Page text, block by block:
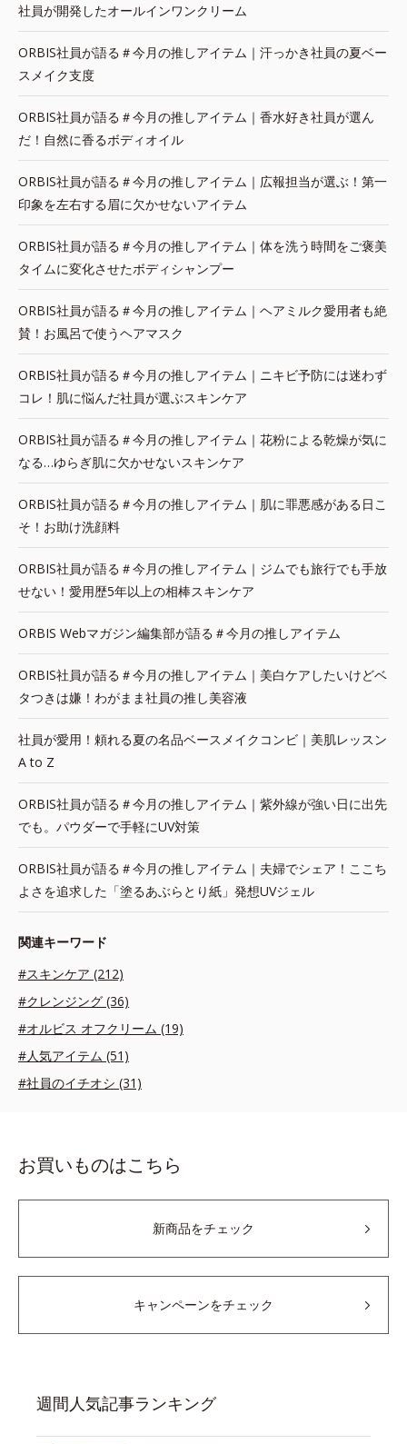
社員が開発したオールインワンクリーム
ORBIS社員が語る＃今月の推しアイテム｜汗っかき社員の夏ベー
スメイク支度
ORBIS社員が語る＃今月の推しアイテム｜香水好き社員が選ん
だ！自然に香るボディオイル
ORBIS社員が語る＃今月の推しアイテム｜広報担当が選ぶ！第一
印象を左右する眉に欠かせないアイテム
ORBIS社員が語る＃今月の推しアイテム｜体を洗う時間をご褒美
タイムに変化させたボディシャンプー
ORBIS社員が語る＃今月の推しアイテム｜ヘアミルク愛用者も絶
賛！お風呂で使うヘアマスク
ORBIS社員が語る＃今月の推しアイテム｜ニキビ予防には迷わず
コレ！肌に悩んだ社員が選ぶスキンケア
ORBIS社員が語る＃今月の推しアイテム｜花粉による乾燥が気に
なる…ゆらぎ肌に欠かせないスキンケア
ORBIS社員が語る＃今月の推しアイテム｜肌に罪悪感がある日こ
そ！お助け洗顔料
ORBIS社員が語る＃今月の推しアイテム｜ジムでも旅行でも手放
せない！愛用歴5年以上の相棒スキンケア
ORBIS Webマガジン編集部が語る＃今月の推しアイテム
ORBIS社員が語る＃今月の推しアイテム｜美白ケアしたいけどベ
タつきは嫌！わがまま社員の推し美容液
社員が愛用！頼れる夏の名品ベースメイクコンビ｜美肌レッスン
A to Z
ORBIS社員が語る＃今月の推しアイテム｜紫外線が強い日に出先
でも。パウダーで手軽にUV対策
ORBIS社員が語る＃今月の推しアイテム｜夫婦でシェア！ここち
よさを追求した「塗るあぶらとり紙」発想UVジェル
関連キーワード
#スキンケア (212)
#クレンジング (36)
#オルビス オフクリーム (19)
#人気アイテム (51)
#社員のイチオシ (31)
お買いものはこちら
新商品をチェック
キャンペーンをチェック
週間人気記事ランキング